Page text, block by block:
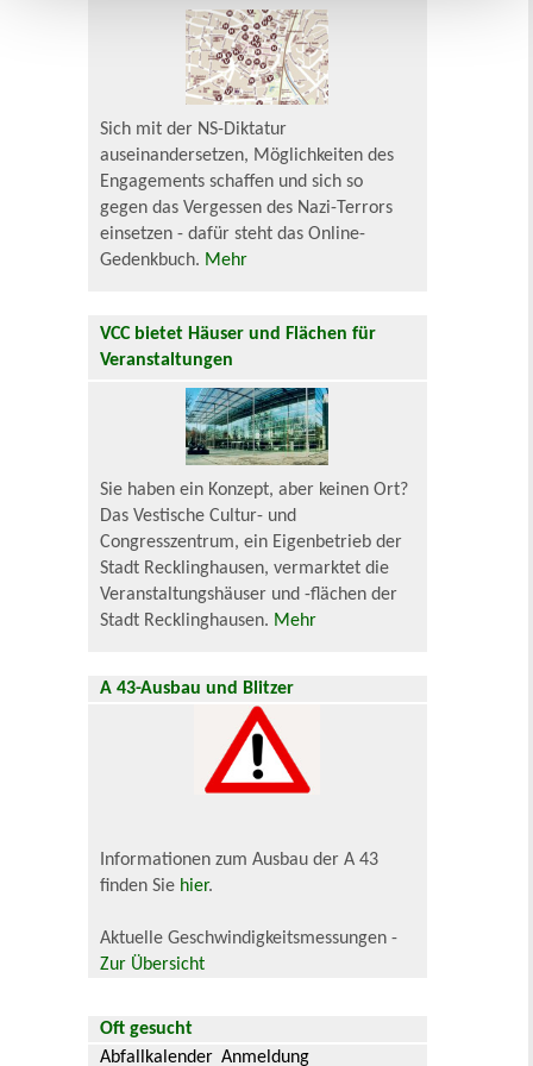
Sich mit der NS-Diktatur
auseinandersetzen, Möglichkeiten des
Engagements schaffen und sich so
gegen das Vergessen des Nazi-Terrors
einsetzen - dafür steht das Online-
Gedenkbuch. Mehr
VCC bietet Häuser und Flächen für
Veranstaltungen
Sie haben ein Konzept, aber keinen Ort?
Das Vestische Cultur- und
Congresszentrum, ein Eigenbetrieb der
Stadt Recklinghausen, vermarktet die
Veranstaltungshäuser und -flächen der
Stadt Recklinghausen. Mehr
A 43-Ausbau und Blitzer
Informationen zum Ausbau der A 43
finden Sie hier.
Aktuelle Geschwindigkeitsmessungen -
Zur Übersicht
Oft gesucht
Abfallkalender Anmeldung